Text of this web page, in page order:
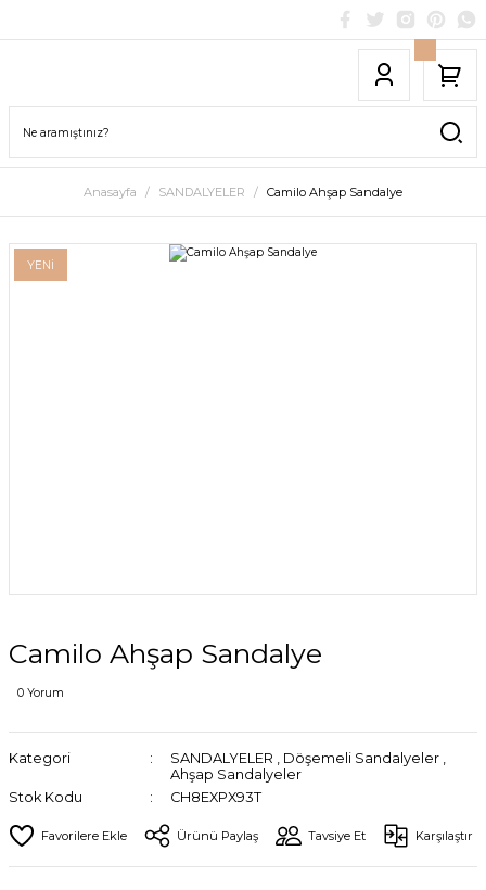
Anasayfa SANDALYELER Camilo Ahşap Sandalye
YENİ
Camilo Ahşap Sandalye
0 Yorum
Kategori SANDALYELER , Döşemeli Sandalyeler ,
Ahşap Sandalyeler
Stok Kodu
CH8EXPX93T
Ürünü Paylaş Tavsiye Et Karşılaştır